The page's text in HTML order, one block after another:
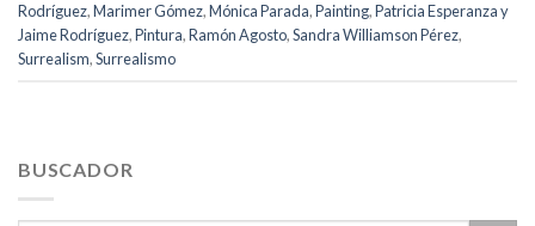
Rodríguez,Marimer Gómez,Mónica Parada,Painting,Patricia Esperanza y
Jaime Rodríguez,Pintura,Ramón Agosto,Sandra Williamson Pérez,
Surrealism,Surrealismo
BUSCADOR